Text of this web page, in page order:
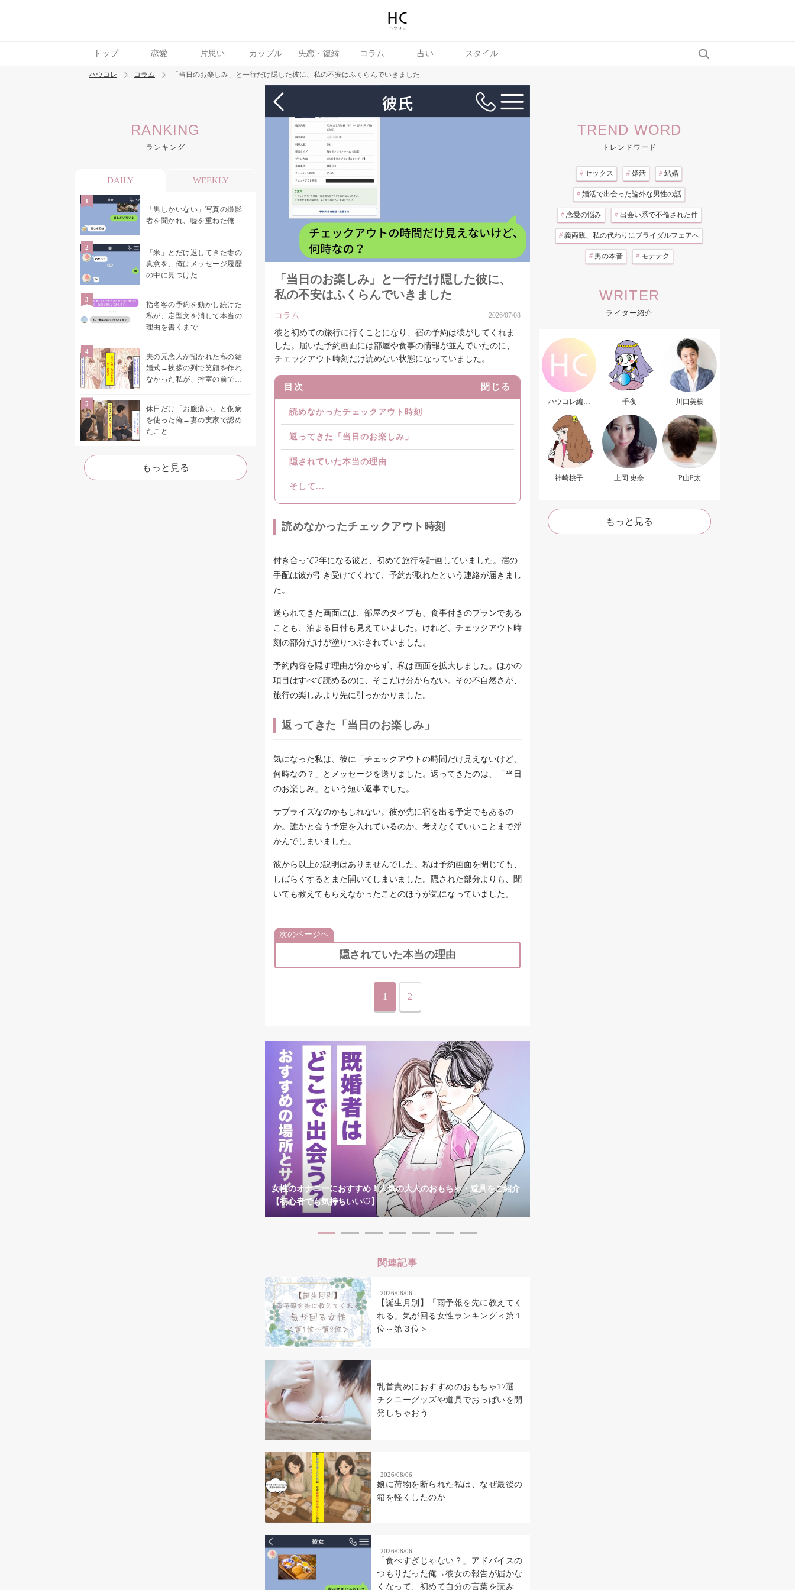
トップ 恋愛 片思い カップル 失恋・復縁 コラム 占い スタイル
トレンド ワード
ハウコレ コラム 「当日のお楽しみ」と一行だけ隠した彼に、私の不安はふくらんでいきました
RANKING
ランキング
DAILY WEEKLY
「男しかいない」写真の撮影
者を聞かれ、嘘を重ねた俺
「米」とだけ返してきた妻の
真意を、俺はメッセージ履歴
の中に見つけた
指名客の予約を動かし続けた
私が、定型文を消して本当の
理由を書くまで
夫の元恋人が招かれた私の結
婚式→挨拶の列で笑顔を作れ
なかった私が、控室の前で彼
休日だけ「お腹痛い」と仮病
を使った俺→妻の実家で認め
たこと
もっと見る
「当日のお楽しみ」と一行だけ隠した彼に、
私の不安はふくらんでいきました
コラム 2026/07/08
彼と初めての旅行に行くことになり、宿の予約は彼がしてくれま
した。届いた予約画面には部屋や食事の情報が並んでいたのに、
チェックアウト時刻だけ読めない状態になっていました。
目次 閉じる
読めなかったチェックアウト時刻
返ってきた「当日のお楽しみ」
隠されていた本当の理由
そして...
読めなかったチェックアウト時刻
付き合って2年になる彼と、初めて旅行を計画していました。宿の
手配は彼が引き受けてくれて、予約が取れたという連絡が届きまし
た。
送られてきた画面には、部屋のタイプも、食事付きのプランである
ことも、泊まる日付も見えていました。けれど、チェックアウト時
刻の部分だけが塗りつぶされていました。
予約内容を隠す理由が分からず、私は画面を拡大しました。ほかの
項目はすべて読めるのに、そこだけ分からない。その不自然さが、
旅行の楽しみより先に引っかかりました。
返ってきた「当日のお楽しみ」
気になった私は、彼に「チェックアウトの時間だけ見えないけど、
何時なの？」とメッセージを送りました。返ってきたのは、「当日
のお楽しみ」という短い返事でした。
サプライズなのかもしれない。彼が先に宿を出る予定でもあるの
か。誰かと会う予定を入れているのか。考えなくていいことまで浮
かんでしまいました。
彼から以上の説明はありませんでした。私は予約画面を閉じても、
しばらくするとまた開いてしまいました。隠された部分よりも、聞
いても教えてもらえなかったことのほうが気になっていました。
次のページへ
隠されていた本当の理由
1 2
女性のオナニーにおすすめ！人気の大人のおもちゃ・道具をご紹介
【初心者でも気持ちいい♡】
関連記事
2026/08/06
【誕生月別】「雨予報を先に教えてく
れる」気が回る女性ランキング＜第１
位～第３位＞
乳首責めにおすすめのおもちゃ17選
チクニーグッズや道具でおっぱいを開
発しちゃおう
2026/08/06
娘に荷物を断られた私は、なぜ最後の
箱を軽くしたのか
2026/08/06
「食べすぎじゃない？」アドバイスの
つもりだった俺→彼女の報告が届かな
くなって、初めて自分の言葉を読み返
TREND WORD
トレンドワード
# セックス # 婚活 # 結婚
# 婚活で出会った論外な男性の話
# 恋愛の悩み # 出会い系で不倫された件
# 義両親、私の代わりにブライダルフェアへ
# 男の本音 # モテテク
WRITER
ライター紹介
ハウコレ編集
千夜 川口美樹
神崎桃子 上岡 史奈 P山P太
もっと見る